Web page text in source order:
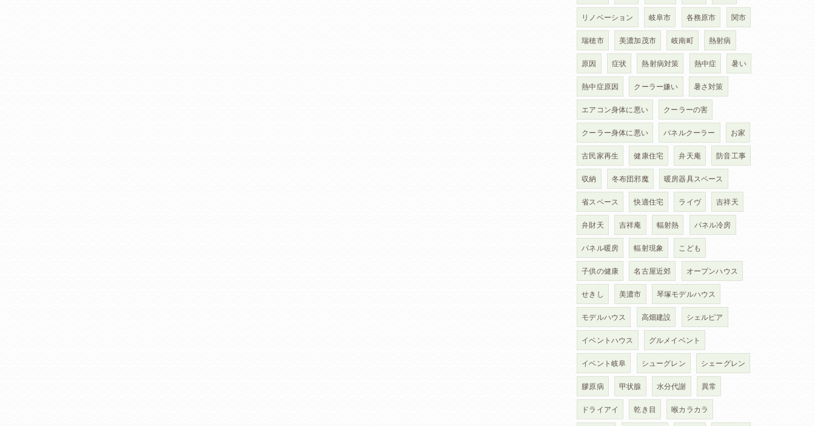
リノベーション 岐阜市 各務原市 関市
瑞穂市 美濃加茂市 岐南町 熱射病
原因 症状 熱射病対策 熱中症 暑い
熱中症原因 クーラー嫌い 暑さ対策
エアコン身体に悪い クーラーの害
クーラー身体に悪い パネルクーラー お家
古民家再生 健康住宅 弁天庵 防音工事
収納 冬布団邪魔 暖房器具スペース
省スペース 快適住宅 ライヴ 吉祥天
弁財天 吉祥庵 輻射熱 パネル冷房
パネル暖房 輻射現象 こども
子供の健康 名古屋近郊 オープンハウス
せきし 美濃市 琴塚モデルハウス
モデルハウス 高畑建設 シェルピア
イベントハウス グルメイベント
イベント岐阜 シューグレン シェーグレン
膠原病 甲状腺 水分代謝 異常
ドライアイ 乾き目 喉カラカラ